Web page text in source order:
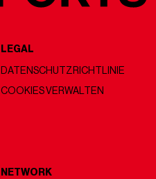
LEGAL
DATENSCHUTZRICHTLINIE
COOKIES VERWALTEN
NETWORK